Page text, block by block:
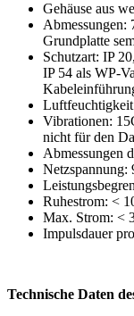
Gehäuse aus
Grundplatte
Schutzart: IP 20,
IP 54 als WP-
Vibrationen:
nicht für den
Abmessungen
Ruhestrom: <
Max. Strom: <
Impulsdauer
Technische Daten